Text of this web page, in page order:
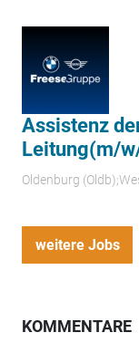
Assistenz
Leitung(m/
Oldenburg
weitere Jobs
KOMMENTARE